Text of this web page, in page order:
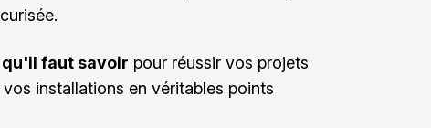
faut savoir pour réussir vos projets
installations en véritables points